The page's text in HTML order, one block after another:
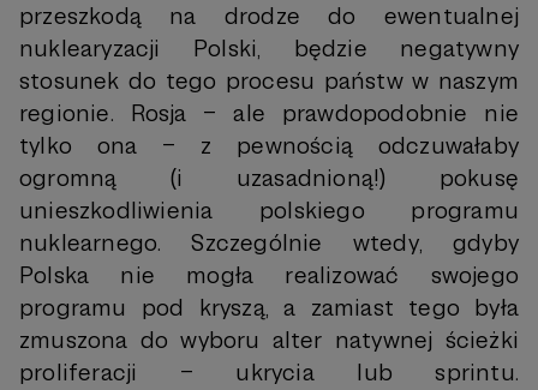
przeszkodą na drodze do ewentualnej
nuklearyzacji Polski, będzie negatywny
stosunek do tego procesu państw w naszym
regionie. Rosja – ale prawdopodobnie nie
tylko ona – z pewnością odczuwałaby
ogromną (i uzasadnioną!) pokusę
unieszkodliwienia polskiego programu
nuklearnego. Szczególnie wtedy, gdyby
Polska nie mogła realizować swojego
programu pod kryszą, a zamiast tego była
zmuszona do wyboru alter natywnej ścieżki
proliferacji – ukrycia lub sprintu.